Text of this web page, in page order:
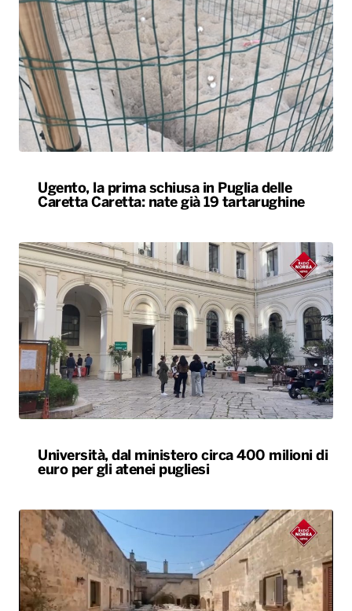
Ugento, la prima schiusa in Puglia delle
Caretta Caretta: nate già 19 tartarughine
Università, dal ministero circa 400 milioni di
euro per gli atenei pugliesi